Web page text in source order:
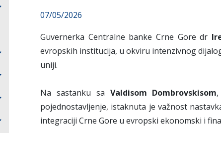
07/05/2026
Guvernerka Centralne banke Crne Gore dr
evropskih institucija, u okviru intenzivnog
uniji.
Na sastanku sa Valdisom Dombrovskisom
pojednostavljenje, istaknuta je važnost
integraciji Crne Gore u evropski ekonomski i